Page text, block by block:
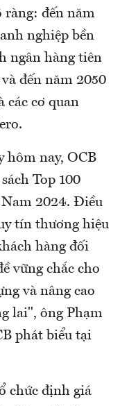
ràng: đến năm
nghiệp bền
ngân hàng tiên
đến năm 2050
các cơ quan
hôm nay, OCB
Top 100
2024. Điều
tín thương hiệu
hàng đối
vững chắc cho
và nâng cao
lai", ông Phạm
phát biểu tại
chức định giá